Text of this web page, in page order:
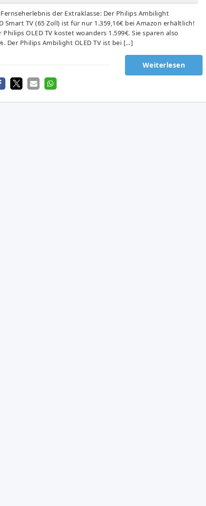
der Extraklasse: Der Philips Ambilight
Smart TV (65 Zoll) ist für nur 1.359,16€ bei Amazon erhältlich!
Philips OLED TV kostet woanders 1.599€. Sie sparen also
Der Philips Ambilight OLED TV ist bei […]
Weiterlesen